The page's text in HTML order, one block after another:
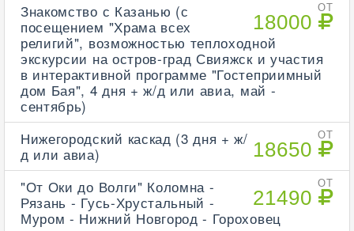
ОТ
18000
Знакомство с Казанью (с
посещением "Храма всех
религий", возможностью теплоходной
экскурсии на остров-град Свияжск и участия
в интерактивной программе "Гостеприимный
дом Бая", 4 дня + ж/д или авиа, май -
сентябрь)
ОТ
18650
Нижегородский каскад (3 дня + ж/
д или авиа)
ОТ
21490
"От Оки до Волги" Коломна -
Рязань - Гусь-Хрустальный -
Муром - Нижний Новгород - Гороховец